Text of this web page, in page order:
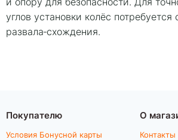
углов установки колёс потребуется
развала‑схождения.
Покупателю
Условия Бонусной карты
О
Контакты